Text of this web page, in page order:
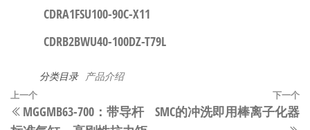
CDRA1FSU100-90C-X11
CDRB2BWU40-100DZ-T79L
分类目录 产品介绍
文
章
上
一
上一个
MGGMB63-700：带导杆
下一个
SMC的冲洗即用棒离子化器